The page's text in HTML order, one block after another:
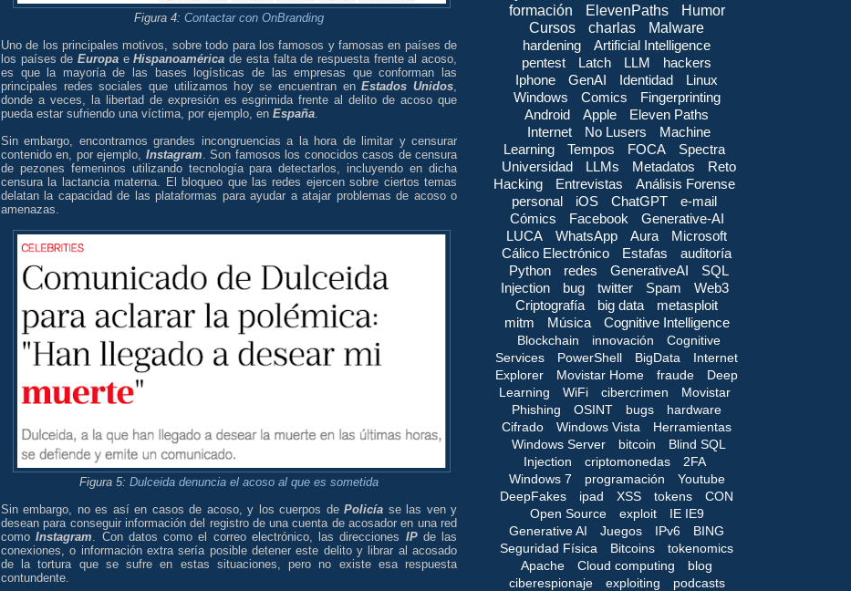
Figura 4: Contactar con OnBranding
Uno de los principales motivos, sobre todo para los famosos y famosas en países de
los países deEuropa eHispanoamérica de esta falta de respuesta frente al acoso,
es que la mayoría de las bases logísticas de las empresas que conforman las
principales redes sociales que utilizamos hoy se encuentran enEstados Unidos,
donde a veces, la libertad de expresión es esgrimida frente al delito de acoso que
pueda estar sufriendo una víctima, por ejemplo, en España.
Sin embargo, encontramos grandes incongruencias a la hora de limitar y censurar
contenido en, por ejemplo, Instagram. Son famosos los conocidos casos de censura
de pezones femeninos utilizando tecnología para detectarlos, incluyendo en dicha
censura la lactancia materna. El bloqueo que las redes ejercen sobre ciertos temas
delatan la capacidad de las plataformas para ayudar a atajar problemas de acoso o
amenazas.
Figura 5: Dulceida denuncia el acoso al que es sometida
Sin embargo, no es así en casos de acoso, y los cuerpos dePolicía se las ven y
desean para conseguir información del registro de una cuenta de acosador en una red
comoInstagram . Con datos como el correo electrónico, las direcciones IPde las
conexiones, o información extra sería posible detener este delito y librar al acosado
de la tortura que se sufre en estas situaciones, pero no existe esa respuesta
contundente.
formación
ElevenPaths
Humor
Cursos
charlas
Malware
hardening
Artificial Intelligence
pentest
Latch LLM
hackers
Iphone
GenAI Identidad
Linux
Windows
Comics
Fingerprinting
Android
Apple
Eleven Paths
Internet
No Lusers
Machine
Learning
Tempos FOCA
Spectra
Universidad
LLMs Metadatos
Reto
Hacking
Entrevistas
Análisis Forense
personal
iOS ChatGPT
e-mail
Cómics
Facebook
Generative-AI
LUCA
WhatsApp Aura
Microsoft
Cálico Electrónico
Estafas
auditoría
Python
redes GenerativeAI
SQL
Injection
bug twitter Spam
Web3
Criptografía
big data
metasploit
mitm
Música Cognitive Intelligence
Blockchain innovación
Cognitive
Services
PowerShell BigData
Internet
Explorer
Movistar Home fraude
Deep
Learning
WiFi cibercrimen
Movistar
Phishing
OSINT bugs
hardware
Cifrado
Windows Vista
Herramientas
Windows Server
bitcoin
Blind SQL
Injection
criptomonedas
2FA
Windows 7
programación
Youtube
DeepFakes
ipad XSS tokens
CON
Open Source
exploit
IE IE9
Generative AI
Juegos IPv6
BING
Seguridad Física
Bitcoins
tokenomics
Apache
Cloud computing
blog
ciberespionaje
exploiting
podcasts